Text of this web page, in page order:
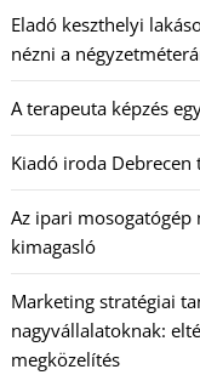
Eladó keszthelyi
nézni a
A terapeuta képzés
Kiadó iroda
Az ipari mosogatógép
kimagasló
Marketing stratégiai
nagyvállalatoknak:
megközelítés